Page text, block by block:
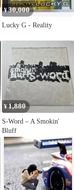
¥30,000
Lucky G - Reality
¥1,880
S-Word – A Smokin'
Bluff